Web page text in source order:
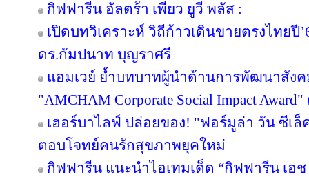
กิฟฟารีน อัลตร้า เพียว ยูวี พลัส :
เปิดบทวิเคราะห์ วิถีก้าวเดินขายตรงไทยปี
ดร.กัมปนาท บุญราศรี
แอมเวย์ ย้ำบทบาทผู้นำด้านการพัฒนาสังค
"AMCHAM Corporate Social Impact
เฮอร์บาไลฟ์ ปล่อยของ! "ฟอร์มูล่า วัน ซีเ
ตอบโจทย์คนรักสุขภาพยุคใหม่
กิฟฟารีน แนะนำไอเทมเด็ด “กิฟฟารีน เอ